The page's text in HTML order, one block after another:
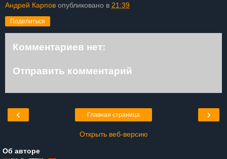
Андрей Карпов опубликовано в 21:39
Поделиться
Комментариев нет:
Отправить комментарий
‹ ›
Главная страница
Открыть веб-версию
Об авторе